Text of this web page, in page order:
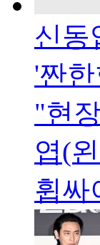
신동
'짠
"현
엽(
휩싸